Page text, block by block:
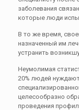
заболевания
которые люди
В то же время,
назначенный им
устранить
Неумолимая
20% людей
целесообразно
проведения